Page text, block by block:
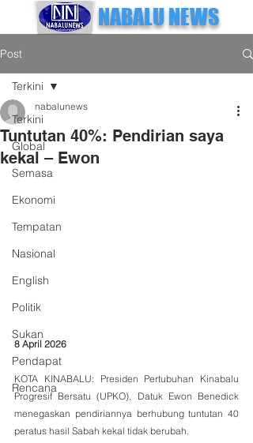
NABALU NEWS
Post
Terkini
Global
Semasa
Ekonomi
Tempatan
Nasional
English
Politik
Sukan
Pendapat
Rencana
Terkini
Tuntutan 40%: Pendirian saya
kekal – Ewon
nabalunews
8 April 2026
KOTA KINABALU: Presiden Pertubuhan Kinabalu
Progresif Bersatu (UPKO), Datuk Ewon Benedick
menegaskan pendiriannya berhubung tuntutan 40
peratus hasil Sabah kekal tidak berubah.